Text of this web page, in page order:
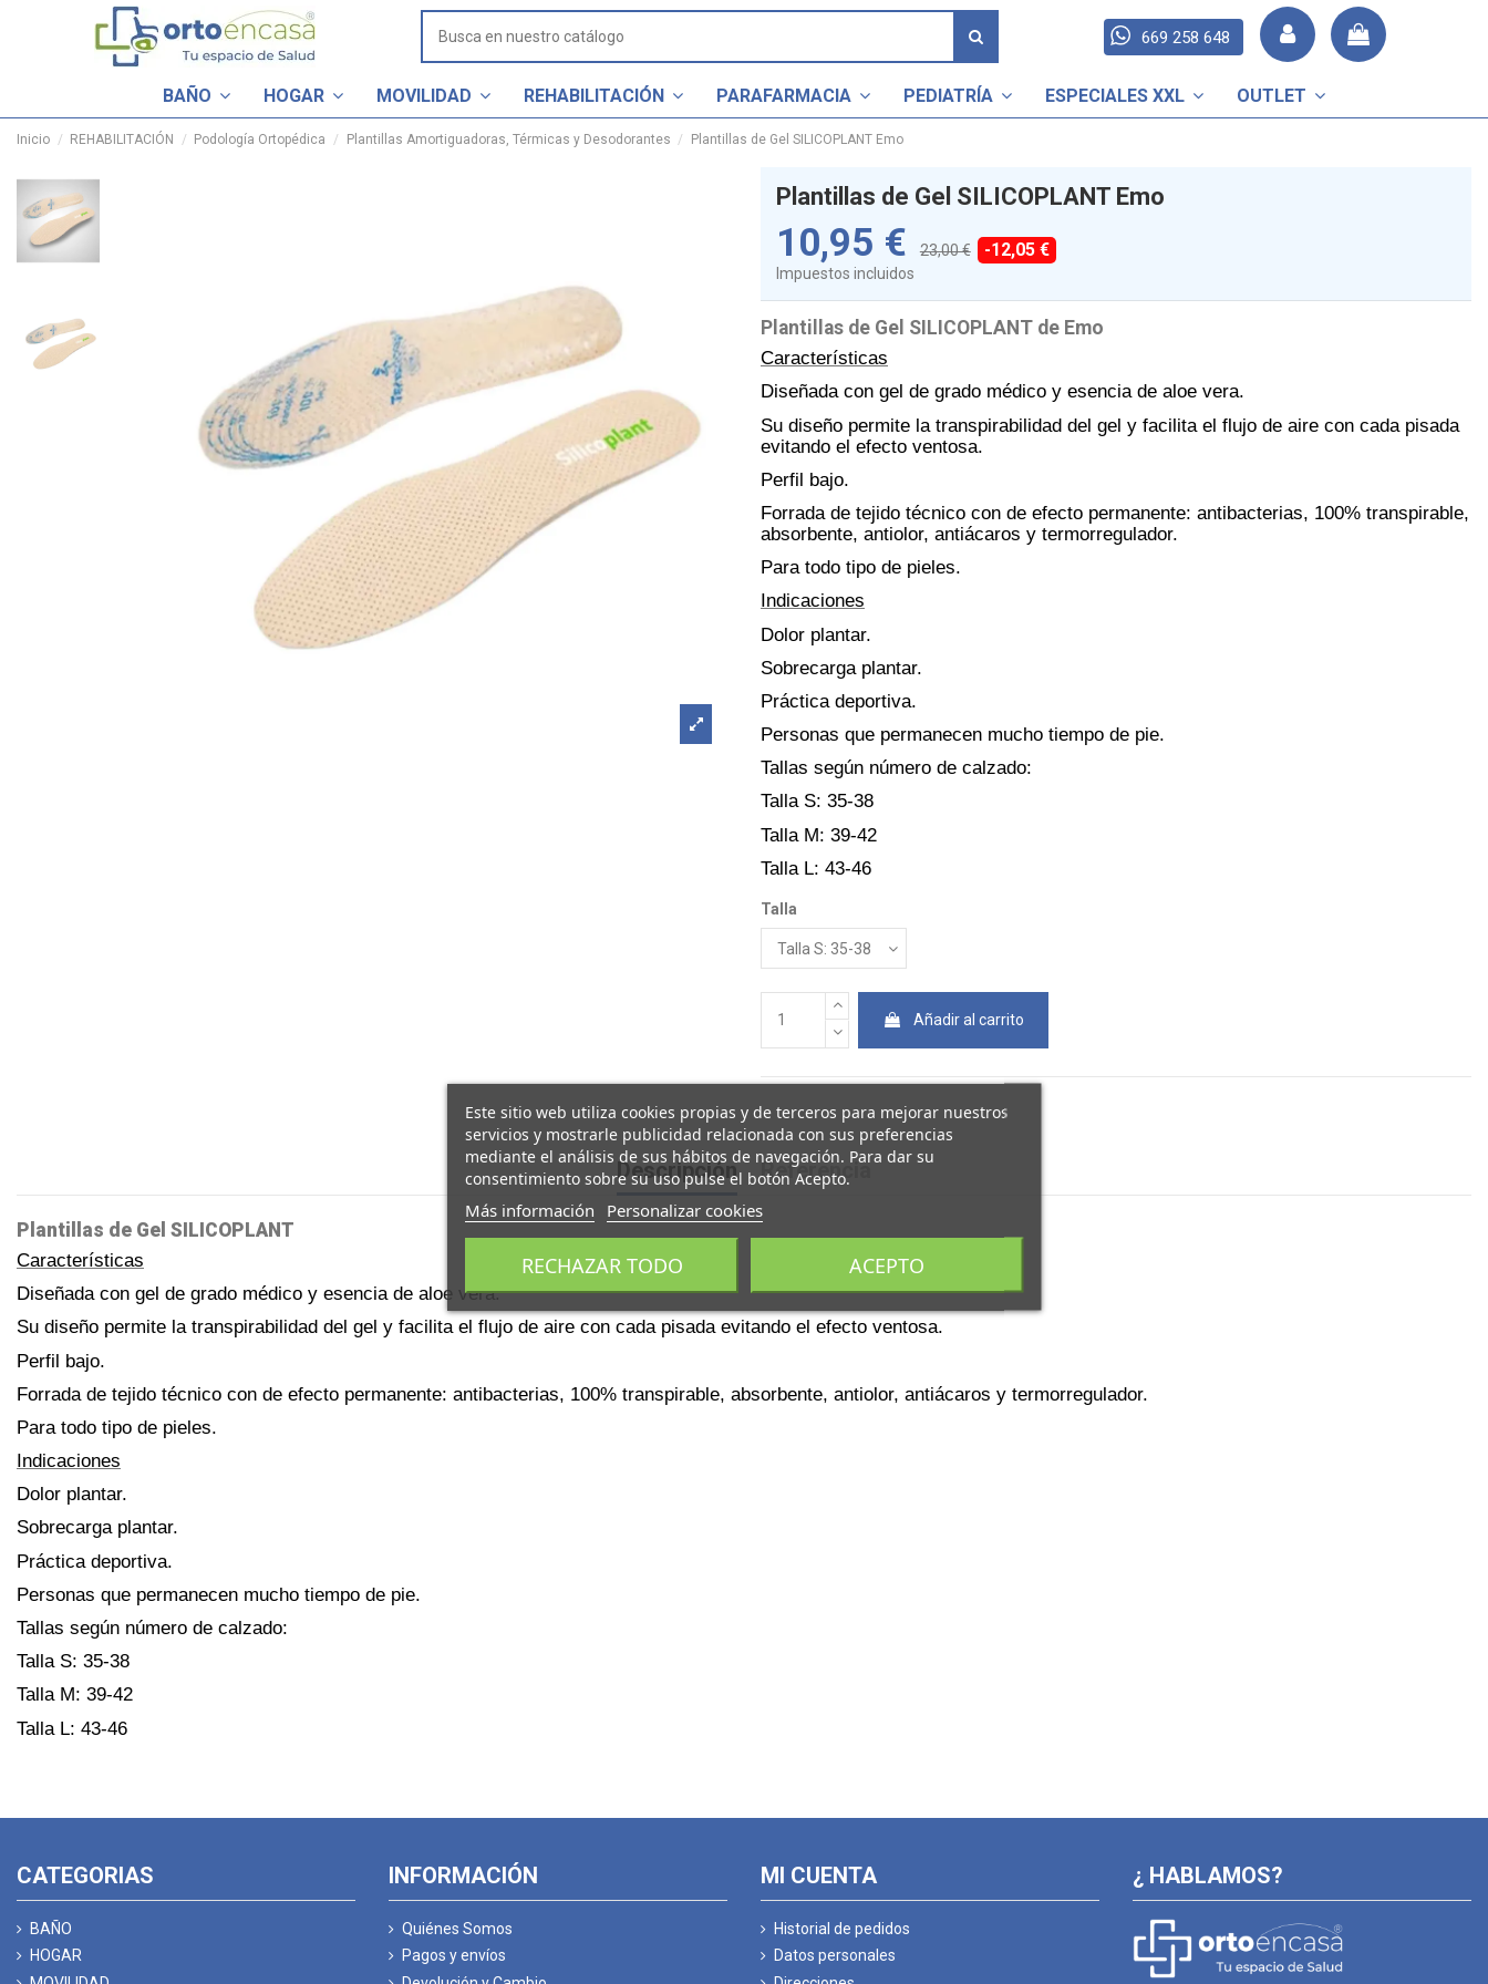
669 258 648
BAÑO HOGAR MOVILIDAD REHABILITACIÓN PARAFARMACIA PEDIATRÍA ESPECIALES XXL OUTLET
Inicio REHABILITACIÓN Podología Ortopédica Plantillas Amortiguadoras, Térmicas y Desodorantes Plantillas de Gel SILICOPLANT Emo
Plantillas de Gel SILICOPLANT Emo
10,95 € 23,00 € -12,05 €
Impuestos incluidos
Plantillas de Gel SILICOPLANT de Emo
Características
Diseñada con gel de grado médico y esencia de aloe vera.
Su diseño permite la transpirabilidad del gel y facilita el flujo de aire con cada pisada
evitando el efecto ventosa.
Perfil bajo.
Forrada de tejido técnico con de efecto permanente: antibacterias, 100% transpirable,
absorbente, antiolor, antiácaros y termorregulador.
Para todo tipo de pieles.
Indicaciones
Dolor plantar.
Sobrecarga plantar.
Práctica deportiva.
Personas que permanecen mucho tiempo de pie.
Tallas según número de calzado:
Talla S: 35-38
Talla M: 39-42
Talla L: 43-46
Talla
Añadir al carrito
Descripción Referencia
Plantillas de Gel SILICOPLANT
Características
Diseñada con gel de grado médico y esencia de aloe vera.
Su diseño permite la transpirabilidad del gel y facilita el flujo de aire con cada pisada evitando el efecto ventosa.
Perfil bajo.
Forrada de tejido técnico con de efecto permanente: antibacterias, 100% transpirable, absorbente, antiolor, antiácaros y termorregulador.
Para todo tipo de pieles.
Indicaciones
Dolor plantar.
Sobrecarga plantar.
Práctica deportiva.
Personas que permanecen mucho tiempo de pie.
Tallas según número de calzado:
Talla S: 35-38
Talla M: 39-42
Talla L: 43-46
CATEGORIAS
BAÑO
HOGAR
INFORMACIÓN
Quiénes Somos
Pagos y envíos
MI CUENTA
Historial de pedidos
Datos personales
¿ HABLAMOS?
Este sitio web utiliza cookies propias y de terceros para mejorar nuestros
servicios y mostrarle publicidad relacionada con sus preferencias
mediante el análisis de sus hábitos de navegación. Para dar su
consentimiento sobre su uso pulse el botón Acepto.
Más información Personalizar cookies
RECHAZAR TODO ACEPTO